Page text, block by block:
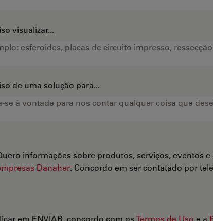
visualizar...
de uma solução para...
informações sobre produtos, serviços, eventos
Danaher. Concordo em ser contatado por
em ENVIAR, concordo com osTermos de Uso e a